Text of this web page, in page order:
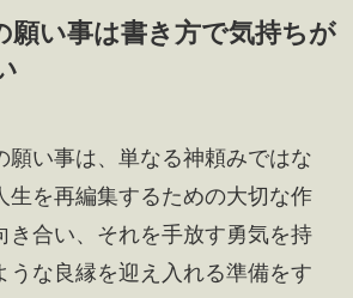
願い事は書き方で気持ちが
願い事は、単なる神頼みではな
生を再編集するための大切な作
き合い、それを手放す勇気を持
うな良縁を迎え入れる準備をす